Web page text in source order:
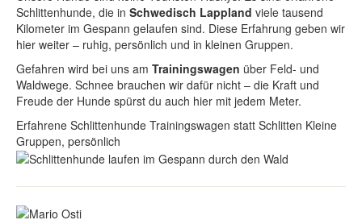
Schlittenhunde, die in Schwedisch Lappland viele tausend
Kilometer im Gespann gelaufen sind. Diese Erfahrung geben wir
hier weiter – ruhig, persönlich und in kleinen Gruppen.
Gefahren wird bei uns am Trainingswagen über Feld- und
Waldwege. Schnee brauchen wir dafür nicht – die Kraft und
Freude der Hunde spürst du auch hier mit jedem Meter.
Erfahrene Schlittenhunde Trainingswagen statt Schlitten Kleine
Gruppen, persönlich